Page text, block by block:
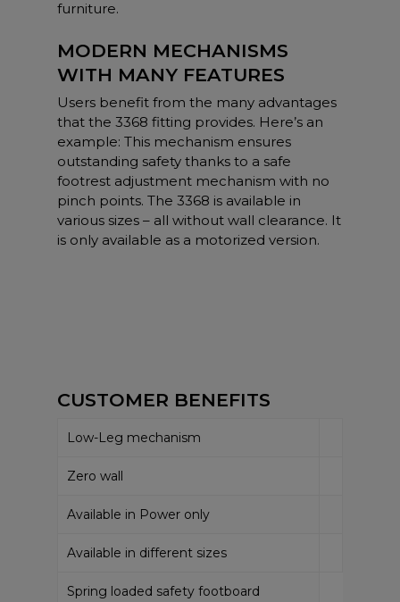
furniture.
MODERN MECHANISMS
WITH MANY FEATURES
Users benefit from the many advantages
that the 3368 fitting provides. Here’s an
example: This mechanism ensures
outstanding safety thanks to a safe
footrest adjustment mechanism with no
pinch points. The 3368 is available in
various sizes – all without wall clearance. It
is only available as a motorized version.
CUSTOMER BENEFITS
Low-Leg mechanism
Zero wall
Available in Power only
Available in different sizes
Spring loaded safety footboard